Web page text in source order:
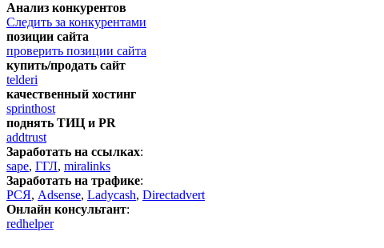
Анализ конкурентов
Следить за конкурентами
позиции сайта
проверить позиции сайта
купить/продать сайт
telderi
качественный хостинг
sprinthost
поднять ТИЦ и PR
addtrust
Заработать на ссылках:
sape, ГГЛ, miralinks
Заработать на трафике:
РСЯ, Adsense, Ladycash, Directadvert
Онлайн консультант:
redhelper